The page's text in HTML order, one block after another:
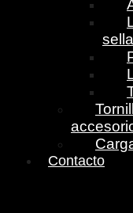
Contacto